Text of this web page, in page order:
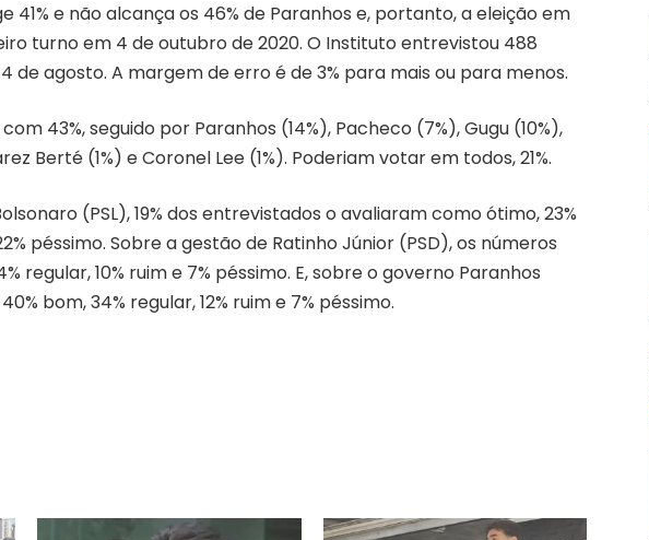
41% e não alcança os 46% de Paranhos e, portanto, a eleição em
turno em 4 de outubro de 2020. O Instituto entrevistou 488
de agosto. A margem de erro é de 3% para mais ou para menos.
43%, seguido por Paranhos (14%), Pacheco (7%), Gugu (10%),
Berté (1%) e Coronel Lee (1%). Poderiam votar em todos, 21%.
(PSL), 19% dos entrevistados o avaliaram como ótimo, 23%
péssimo. Sobre a gestão de Ratinho Júnior (PSD), os números
regular, 10% ruim e 7% péssimo. E, sobre o governo Paranhos
bom, 34% regular, 12% ruim e 7% péssimo.